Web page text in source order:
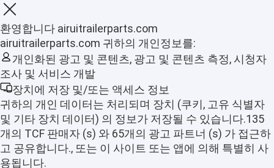
홈
제품 소개
VR 쇼
환영합니다 airuitrailerparts.com
airuitrailerparts.com 귀하의 개인정보를:
개인화된 광고 및 콘텐츠, 광고 및 콘텐츠 측정, 시청자
조사 및 서비스 개발
장치에 저장 및/또는 액세스 정보
귀하의 개인 데이터는 처리되며 장치 (쿠키, 고유 식별자
및 기타 장치 데이터) 의 정보가 저장될 수 있습니다.135
개의 TCF 판매자 (s) 와 65개의 광고 파트너 (s) 가 접근하
고 공유합니다., 또는 이 사이트 또는 앱에 의해 특별히 사
용됩니다.